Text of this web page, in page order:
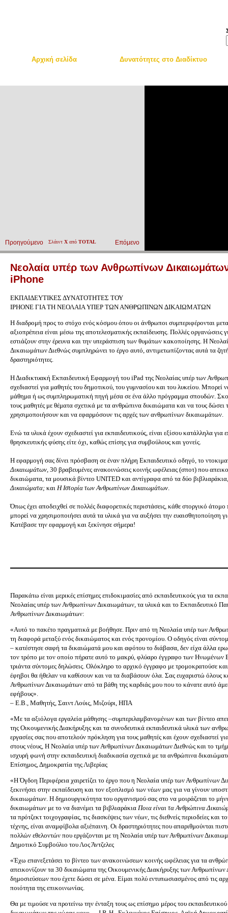
Αρχική σελίδα Δυνατότητες στο Διαδίκτυο
Σλάιντ X από TOTAL
Προηγούμενο Επόμενο
Νεολαία υπέρ των Ανθρωπίνων Δικαιωμάτων
iPhone
ΕΚΠΑΙΔΕΥΤΙΚΕΣ ΔΥΝΑΤΟΤΗΤΕΣ ΤΟΥ
IPHONE ΓΙΑ ΤΗ ΝΕΟΛΑΙΑ ΥΠΕΡ ΤΩΝ ΑΝΘΡΩΠΙΝΩΝ ∆ΙΚΑΙΩΜΑΤΩΝ
Η διαδρομή προς το στόχο ενός κόσμου όπου οι άνθρωποι συμπεριφέρονται
αξιοπρέπεια είναι μέσω της αποτελεσματικής εκπαίδευσης. Πολλές οργανώσεις
εστιάζουν στην έρευνα και την υπεράσπιση των θυμάτων κακοποίησης. Η
Δικαιωμάτων Διεθνώς συμπληρώνει το έργο αυτό, αντιμετωπίζοντας αυτά τα
δραστηριότητες.
Η Διαδικτυακή Εκπαιδευτική Εφαρμογή του iPad της Νεολαίας υπέρ των
σχεδιαστεί για μαθητές του δημοτικού, του γυμνασίου και του λυκείου. Μπορεί
μάθημα ή ως συμπληρωματική πηγή μέσα σε ένα άλλο πρόγραμμα σπουδών.
τους μαθητές με θέματα σχετικά με τα ανθρώπινα δικαιώματα και να τους δώσει
χρησιμοποιήσουν και να εφαρμόσουν τις αρχές των ανθρωπίνων δικαιωμάτων.
Ενώ τα υλικά έχουν σχεδιαστεί για εκπαιδευτικούς, είναι εξίσου κατάλληλα
θρησκευτικής φύσης είτε όχι, καθώς επίσης για συμβούλους και γονείς.
Η εφαρμογή σας δίνει πρόσβαση σε έναν πλήρη Εκπαιδευτικό οδηγό, το
Δικαιωμάτων, 30 βραβευμένες ανακοινώσεις κοινής ωφέλειας (σποτ) που
δικαιώματα, τα μουσικά βίντεο UNITED και αντίγραφα από τα δύο
Δικαιώματα; και Η Ιστορία των Ανθρωπίνων Δικαιωμάτων.
Όπως έχει αποδειχθεί σε πολλές διαφορετικές περιστάσεις, κάθε στοργικό
μπορεί να χρησιμοποιήσει αυτά τα υλικά για να αυξήσει την ευαισθητοποίηση
Κατέβασε την εφαρμογή και ξεκίνησε σήμερα!
Παρακάτω είναι μερικές επίσημες επιδοκιμασίες από εκπαιδευτικούς για τα
Νεολαίας υπέρ των Ανθρωπίνων Δικαιωμάτων, τα υλικά και το Εκπαιδευτικό
Ανθρωπίνων Δικαιωμάτων:
«Αυτό το πακέτο πραγματικά με βοήθησε. Πριν από τη Νεολαία υπέρ των
τη διαφορά μεταξύ ενός δικαιώματος και ενός προνομίου. Ο οδηγός είναι
– κατέστησε σαφή τα δικαιώματά μου και αφότου το διάβασα, δεν είχα άλλα
τον τρόπο με τον οποίο πήρατε αυτό το μακρύ, φλύαρο έγγραφο των Ηνωμένων
τριάντα σύντομες δηλώσεις. Ολόκληρο το αρχικό έγγραφο με τρομοκρατούσε και
έφηβοι θα ήθελαν να καθίσουν και να τα διαβάσουν όλα. Σας ευχαριστώ όλους
Ανθρωπίνων Δικαιωμάτων από τα βάθη της καρδιάς μου που το κάνατε αυτό
εφήβους».
– Ε.Β., Μαθητής, Σαιντ Λούις, Μιζούρι, ΗΠΑ
«Με τα αξιόλογα εργαλεία μάθησης –συμπεριλαμβανομένων και των βίντεο
της Οικουμενικής Διακήρυξης και τα συνοδευτικά εκπαιδευτικά υλικά των
εργασίες σας που αποτελούν πρόκληση για τους μαθητές και έχουν σχεδιαστεί
στους νέους, Η Νεολαία υπέρ των Ανθρωπίνων Δικαιωμάτων Διεθνώς και το
ισχυρή φωνή στην εκπαιδευτική διαδικασία σχετικά με τα ανθρώπινα
Επίσημος, Δημοκρατία της Λιβερίας
«Η Όγδοη Περιφέρεια χαιρετίζει το έργο που η Νεολαία υπέρ των Ανθρωπίνων
ξεκινήσει στην εκπαίδευση και τον εξοπλισμό των νέων μας για να γίνουν
δικαιωμάτων. Η δημιουργικότητα του οργανισμού σας στο να μοιράζεται το
δικαιωμάτων με το να διανέμει τα βιβλιαράκια Ποια είναι τα Ανθρώπινα
τα πρότζεκτ τοιχογραφίας, τις διασκέψεις των νέων, τις διεθνείς περιοδείες και
τέχνης, είναι αναμφίβολα αξιέπαινη. Οι δραστηριότητες που απαριθμούνται
πολλών εθελοντών που εργάζονται με τη Νεολαία υπέρ των Ανθρωπίνων
Δημοτικό Συμβούλιο του Λος Άντζελες
«Έχω επανεξετάσει το βίντεο των ανακοινώσεων κοινής ωφέλειας για τα
απεικονίζουν τα 30 δικαιώματα της Οικουμενικής Διακήρυξης των
δημοσιεύσεων που έχετε δώσει σε μένα. Είμαι πολύ εντυπωσιασμένος από τις
ποιότητα της επικοινωνίας.
Θα με τιμούσε να προτείνω την ένταξη τους ως επίσημο μέρος του